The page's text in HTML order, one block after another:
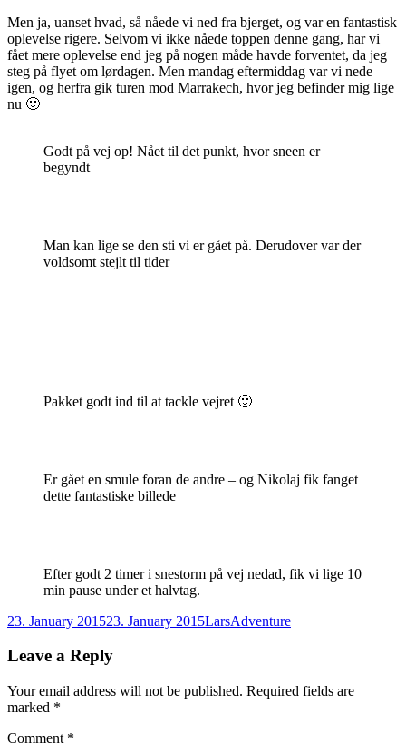
Men ja, uanset hvad, så nåede vi ned fra bjerget, og var en fantastisk
oplevelse rigere. Selvom vi ikke nåede toppen denne gang, har vi
fået mere oplevelse end jeg på nogen måde havde forventet, da jeg
steg på flyet om lørdagen. Men mandag eftermiddag var vi nede
igen, og herfra gik turen mod Marrakech, hvor jeg befinder mig lige
nu 🙂
Godt på vej op! Nået til det punkt, hvor sneen er
begyndt
Man kan lige se den sti vi er gået på. Derudover var der
voldsomt stejlt til tider
Pakket godt ind til at tackle vejret 🙂
Er gået en smule foran de andre – og Nikolaj fik fanget
dette fantastiske billede
Efter godt 2 timer i snestorm på vej nedad, fik vi lige 10
min pause under et halvtag.
Posted
23. January 201523. January 2015Author
LarsCategories
Adventure
Leave a Reply
Your email address will not be published. Required fields are
marked *
Comment *